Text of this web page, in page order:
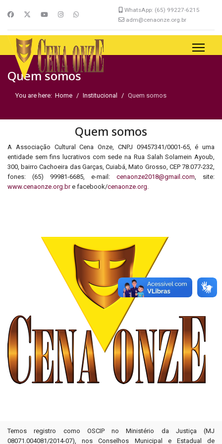
WhatsApp: (65) 99227-6215
adm@cenaonze.org.br
Quem somos
You are here: Home Institucional Quem somos
Quem somos
A Associação Cultural Cena Onze, CNPJ 09457341/0001-65, é uma
entidade sem fins lucrativos com sede na Rua Salah Solamein Ayoub,
300, bairro Cachoeira das Garças, Cuiabá, Mato Grosso, CEP 78.077-232,
fones: (65) 99981-6685, e-mail: cenaonze2018@gmail.com, site:
www.cenaonze.org.bre facebook/cenaonze.org.
Temos registro como OSCIP no Ministério da Justiça (MJ
08071.004081/2014-07), nos Conselhos Municipal e Estadual de